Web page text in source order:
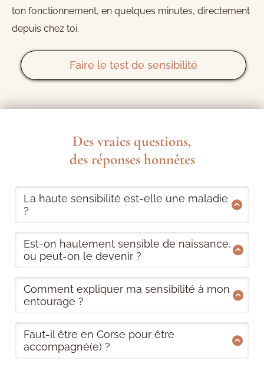
ton fonctionnement, en quelques minutes, directement
depuis chez toi.
Faire le test de sensibilité
Des vraies questions,
des réponses honnêtes
La haute sensibilité est-elle une maladie
?
Est-on hautement sensible de naissance,
ou peut-on le devenir ?
Comment expliquer ma sensibilité à mon
entourage ?
Faut-il être en Corse pour être
accompagné(e) ?